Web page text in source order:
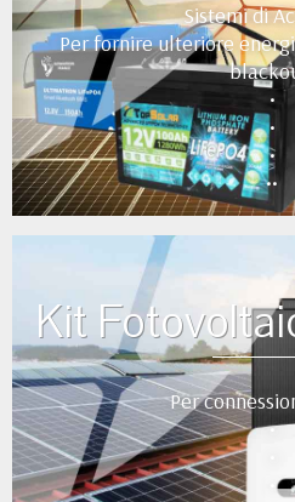
Sistemi di
Per fornire ulteriore
•
•
•
••
Kit
Per
•